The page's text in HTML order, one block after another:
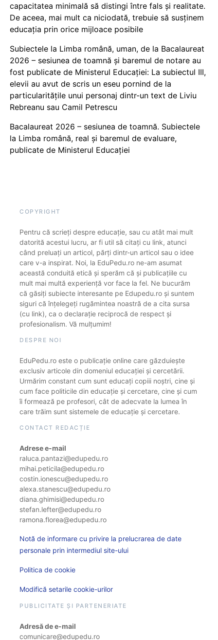
capacitatea minimală să distingi între fals și realitate.
De aceea, mai mult ca niciodată, trebuie să susținem
educația prin orice mijloace posibile
Subiectele la Limba română, uman, de la Bacalaureat
2026 – sesiunea de toamnă și baremul de notare au
fost publicate de Ministerul Educației: La subiectul III,
elevii au avut de scris un eseu pornind de la
particularitățile unui personaj dintr-un text de Liviu
Rebreanu sau Camil Petrescu
Bacalaureat 2026 – sesiunea de toamnă. Subiectele
la Limba română, real și baremul de evaluare,
publicate de Ministerul Educației
COPYRIGHT
Pentru că scrieți despre educație, sau cu atât mai mult
datorită acestui lucru, ar fi util să citați cu link, atunci
când preluați un articol, părți dintr-un articol sau o idee
care v-a inspirat. Noi, la EduPedu.ro ne-am asumat
această conduită etică și sperăm că și publicațiile cu
mult mai multă experiență vor face la fel. Ne bucurăm
că găsiți subiecte interesante pe Edupedu.ro și suntem
siguri că înțelegeți rugămintea noastră de a cita sursa
(cu link), ca o declarație reciprocă de respect și
profesionalism. Vă mulțumim!
DESPRE NOI
EduPedu.ro este o publicație online care găzduiește
exclusiv articole din domeniul educației și cercetării.
Urmărim constant cum sunt educați copiii noștri, cine și
cum face politicile din educație și cercetare, cine și cum
îi formează pe profesori, cât de adecvate la lumea în
care trăim sunt sistemele de educație și cercetare.
CONTACT REDACȚIE
Adrese e-mail
raluca.pantazi@edupedu.ro
mihai.peticila@edupedu.ro
costin.ionescu@edupedu.ro
alexa.stanescu@edupedu.ro
diana.ghimisi@edupedu.ro
stefan.lefter@edupedu.ro
ramona.florea@edupedu.ro
Notă de informare cu privire la prelucrarea de date
personale prin intermediul site-ului
Politica de cookie
Modifică setarile cookie-urilor
PUBLICITATE ȘI PARTENERIATE
Adresă de e-mail
comunicare@edupedu.ro